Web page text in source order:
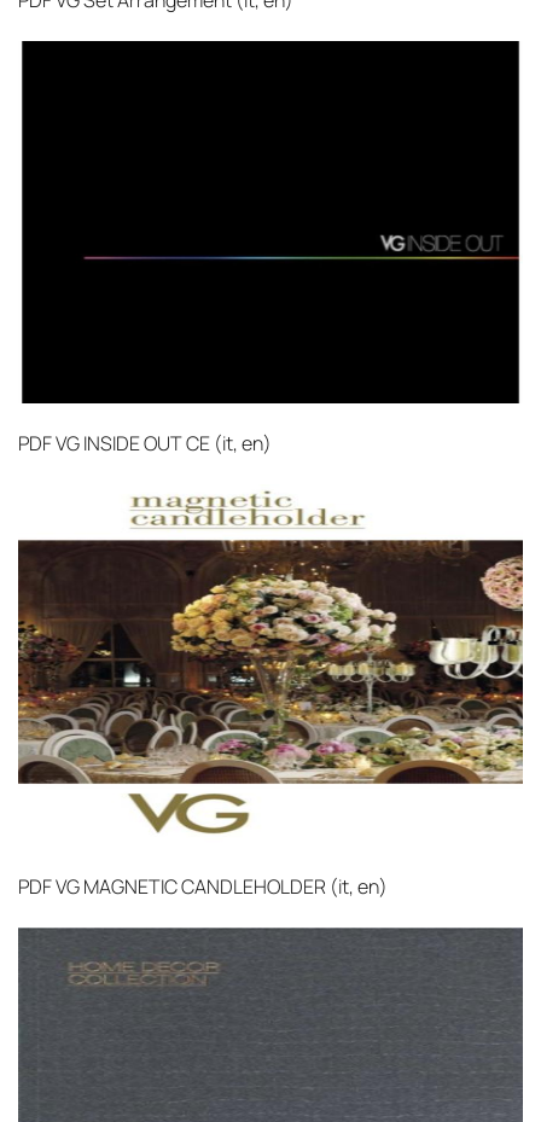
PDFVG INSIDE OUT CE (it, en)‎
PDFVG MAGNETIC CANDLEHOLDER (it, en)‎